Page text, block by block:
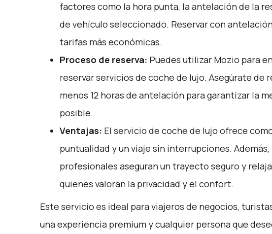
factores como la hora punta, la antelación de la
de vehículo seleccionado. Reservar con
tarifas más económicas.
Proceso de reserva: Puedes utilizar Mozio para
reservar servicios de coche de lujo. Asegúrate de
menos 12 horas de antelación para garantizar la
posible.
Ventajas: El servicio de coche de lujo ofrece
puntualidad y un viaje sin interrupciones.
profesionales aseguran un trayecto seguro y
quienes valoran la privacidad y el confort.
Este servicio es ideal para viajeros de negocios,
una experiencia premium y cualquier persona que